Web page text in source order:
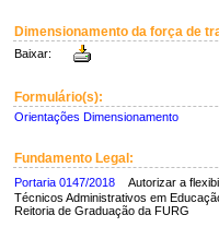
Dimensionamento da força de
Baixar:
Formulário(s):
Orientações Dimensionamento
Fundamento Legal:
Portaria 0147/2018
Autorizar a
Técnicos Administrativos em
Reitoria de Graduação da FURG